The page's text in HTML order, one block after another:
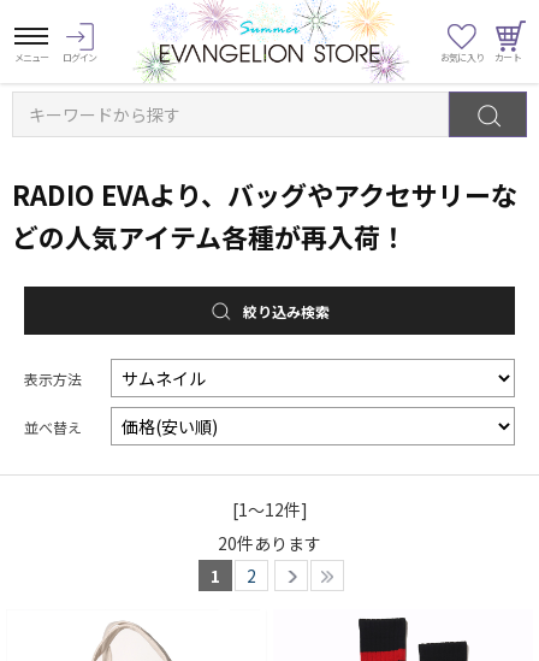
キーワードから探す
RADIO EVAより、バッグやアクセサリーな
どの人気アイテム各種が再入荷！
絞り込み検索
表示方法
並べ替え
[1～12件]
20件あります
1
2